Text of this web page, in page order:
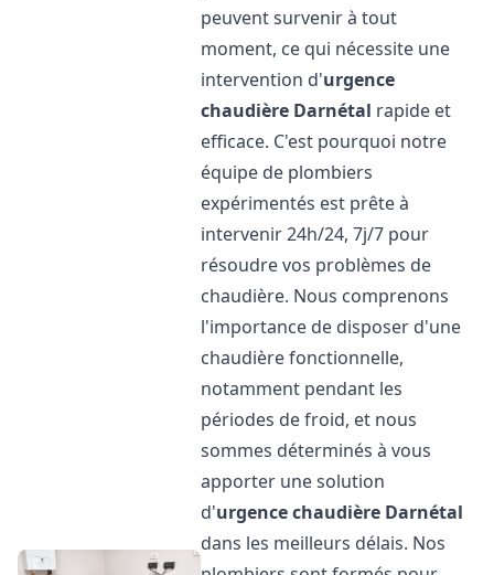
peuvent survenir à tout
moment, ce qui nécessite une
intervention d'urgence
chaudière Darnétal rapide et
efficace. C'est pourquoi notre
équipe de plombiers
expérimentés est prête à
intervenir 24h/24, 7j/7 pour
résoudre vos problèmes de
chaudière. Nous comprenons
l'importance de disposer d'une
chaudière fonctionnelle,
notamment pendant les
périodes de froid, et nous
sommes déterminés à vous
apporter une solution
d'urgence chaudière Darnétal
dans les meilleurs délais. Nos